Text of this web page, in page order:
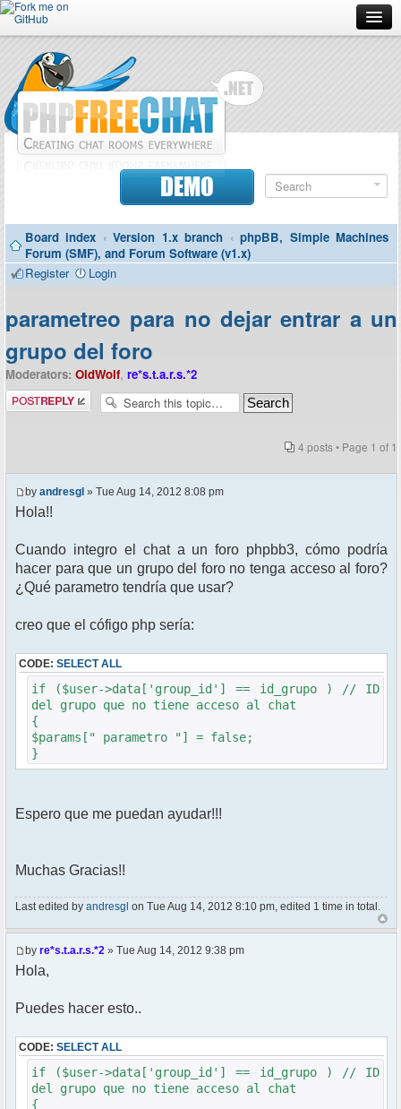
Forum
Doc
Contributors
Contact
DEMO
Board index ‹ Version 1.x branch ‹ phpBB, Simple Machines
Forum (SMF), and Forum Software (v1.x)
Register
Login
parametreo para no dejar entrar a un
grupo del foro
Moderators: OldWolf, re*s.t.a.r.s.*2
Post a reply
4 posts • Page 1 of 1
by andresgl » Tue Aug 14, 2012 8:08 pm
Hola!!
Cuando integro el chat a un foro phpbb3, cómo podría
hacer para que un grupo del foro no tenga acceso al foro?
¿Qué parametro tendría que usar?
creo que el cófigo php sería:
CODE: SELECT ALL
if ($user->data['group_id'] == id_grupo ) // ID
del grupo que no tiene acceso al chat
{
$params[" parametro "] = false;
}
Espero que me puedan ayudar!!!
Muchas Gracias!!
Last edited by andresgl on Tue Aug 14, 2012 8:10 pm, edited 1 time in total.
by re*s.t.a.r.s.*2 » Tue Aug 14, 2012 9:38 pm
Hola,
Puedes hacer esto..
CODE: SELECT ALL
if ($user->data['group_id'] == id_grupo ) // ID
del grupo que no tiene acceso al chat
{